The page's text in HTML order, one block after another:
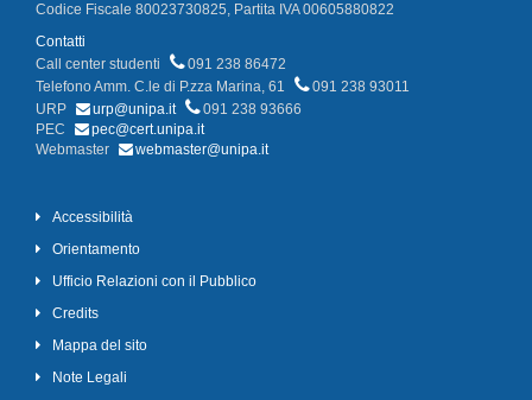
Codice Fiscale 80023730825, Partita IVA 00605880822
Contatti
Call center studenti
091 238 86472
Telefono Amm. C.le di P.zza Marina, 61
091 238 93011
URP
urp@unipa.it
091 238 93666
PEC
pec@cert.unipa.it
Webmaster
webmaster@unipa.it
Accessibilità
Orientamento
Ufficio Relazioni con il Pubblico
Credits
Mappa del sito
Note Legali